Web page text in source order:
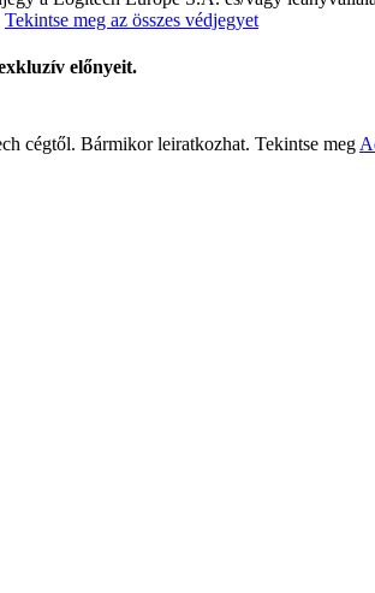
Tekintse meg az összes védjegyet
előnyeit.
cégtől. Bármikor leiratkozhat. Tekintse meg